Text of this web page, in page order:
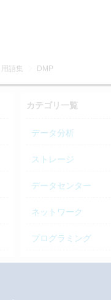
用語集 DMP
カテゴリ一覧
データ分析
ストレージ
データセンター
ネットワーク
プログラミング